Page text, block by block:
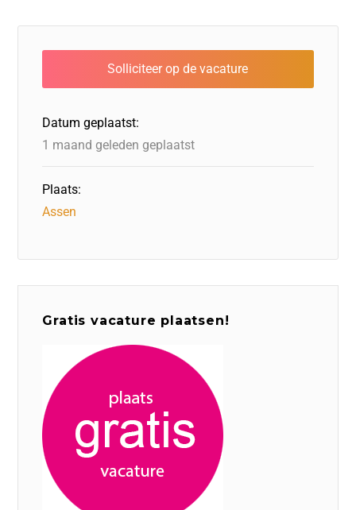
e
b
o
o
k
e
dI
n
o
d
o
n
a
d
s
s
A
p
l
Datum geplaatst:
1 maand geleden geplaatst
Plaats:
Assen
Gratis vacature plaatsen!